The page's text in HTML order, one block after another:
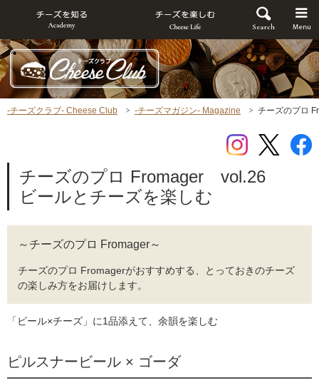
-チーズクラブ- Cheese Club -チーズマガジン- Magazine チーズのプロ
チーズのプロ Fromager vol.26
ビールとチーズを楽しむ
～チーズのプロ Fromager～
チーズのプロ Fromagerがおすすめする、とっておきのチーズ
の楽しみ方をお届けします。
「ビール×チーズ」に1品添えて、余韻を楽しむ
ピルスナービール × ゴーダ